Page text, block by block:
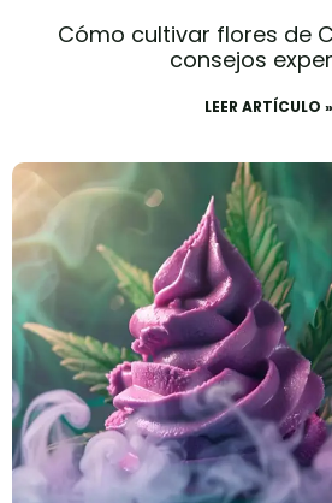
Cómo cultivar flores de
consejos
LEER ARTÍCULO »